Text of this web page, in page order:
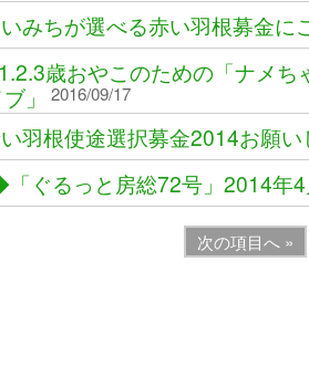
みちが選べる赤い羽根募金に
歳おやこのための「ナメち
」 2016/09/17
羽根使途選択募金2014お願い
ぐるっと房総72号」2014年
次の項目へ »